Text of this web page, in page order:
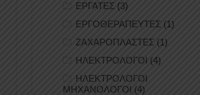
ΕΡΓΑΤΕΣ (3)
ΕΡΓΟΘΕΡΑΠΕΥΤΕΣ (1)
ΖΑΧΑΡΟΠΛΑΣΤΕΣ (1)
ΗΛΕΚΤΡΟΛΟΓΟΙ (4)
ΗΛΕΚΤΡΟΛΟΓΟΙ
ΜΗΧΑΝΟΛΟΓΟΙ (4)